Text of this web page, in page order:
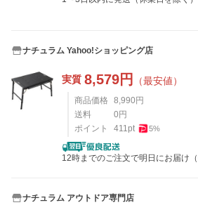
ナチュラム Yahoo!ショッピング店
実質 8,579円 （最安値）
商品価格 8,990 円
送料
0 円
ポイント
411pt 5%
12時までのご注文で明日にお届け（
ナチュラム アウトドア専門店